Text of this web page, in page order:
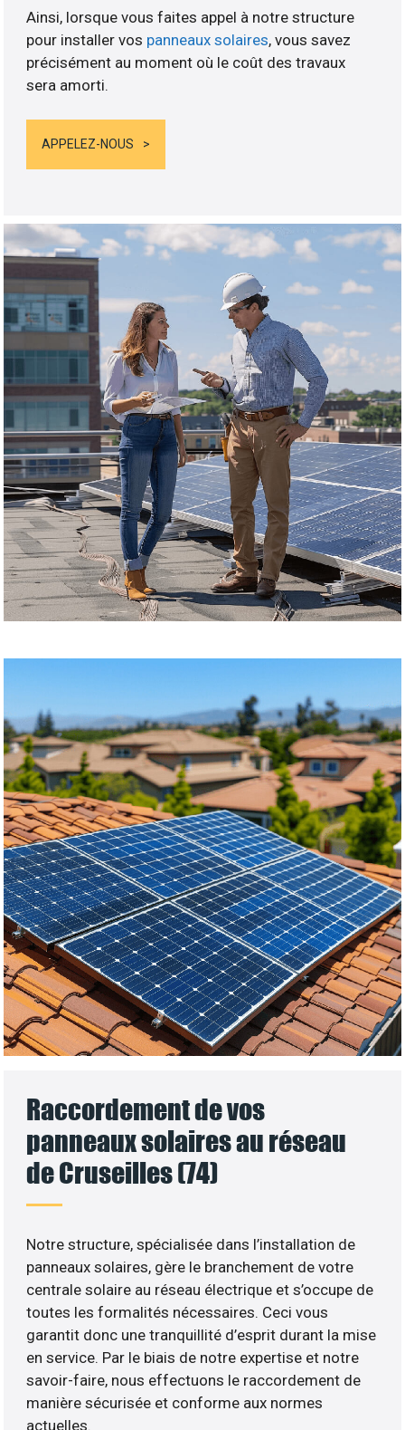
Ainsi, lorsque vous faites appel à notre structure
pour installer vos panneaux solaires, vous savez
précisément au moment où le coût des travaux
sera amorti.
APPELEZ-NOUS
Raccordement de vos
panneaux solaires au réseau
de Cruseilles (74)
Notre structure, spécialisée dans l’installation de
panneaux solaires, gère le branchement de votre
centrale solaire au réseau électrique et s’occupe de
toutes les formalités nécessaires. Ceci vous
garantit donc une tranquillité d’esprit durant la mise
en service. Par le biais de notre expertise et notre
savoir-faire, nous effectuons le raccordement de
manière sécurisée et conforme aux normes
actuelles.